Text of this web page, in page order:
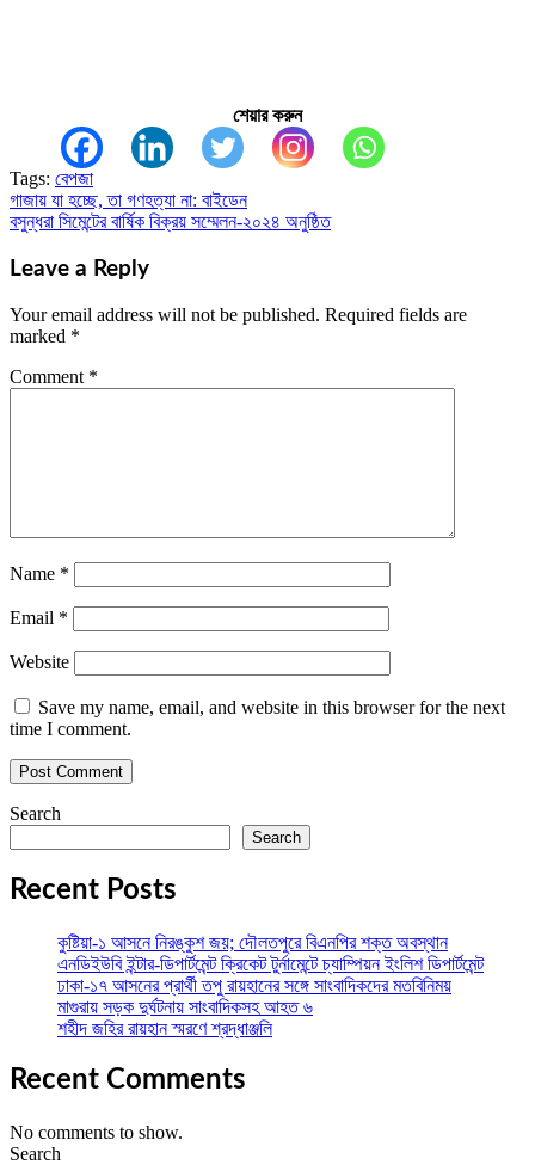
শেয়ার করুন
Tags: বেপজা
Post
navigation
গাজায় যা হচ্ছে, তা গণহত্যা না: বাইডেন
বসুন্ধরা সিমেন্টের বার্ষিক বিক্রয় সম্মেলন-২০২৪ অনুষ্ঠিত
Leave a Reply
Your email address will not be published. Required fields are
marked *
Comment *
Name *
Email *
Website
Save my name, email, and website in this browser for the next
time I comment.
Search
Search
Recent Posts
কুষ্টিয়া-১ আসনে নিরঙ্কুশ জয়; দৌলতপুরে বিএনপির শক্ত অবস্থান
এনডিইউবি ইন্টার-ডিপার্টমেন্ট ক্রিকেট টুর্নামেন্টে চ্যাম্পিয়ন ইংলিশ ডিপার্টমেন্ট
ঢাকা-১৭ আসনের প্রার্থী তপু রায়হানের সঙ্গে সাংবাদিকদের মতবিনিময়
মাগুরায় সড়ক দুর্ঘটনায় সাংবাদিকসহ আহত ৬
শহীদ জহির রায়হান স্মরণে শ্রদ্ধাঞ্জলি
Recent Comments
No comments to show.
Search